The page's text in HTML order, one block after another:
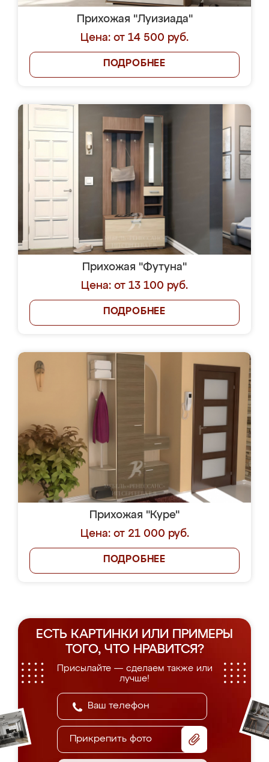
Прихожая "Луизиада"
Цена: от 14 500 руб.
ПОДРОБНЕЕ
Прихожая "Футуна"
Цена: от 13 100 руб.
ПОДРОБНЕЕ
Прихожая "Куре"
Цена: от 21 000 руб.
ПОДРОБНЕЕ
ЕСТЬ КАРТИНКИ ИЛИ ПРИМЕРЫ
ТОГО, ЧТО НРАВИТСЯ?
Присылайте — сделаем также или
лучше!
Прикрепить фото